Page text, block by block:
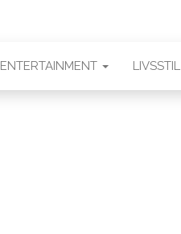
ENTERTAINMENT LIVSSTIL